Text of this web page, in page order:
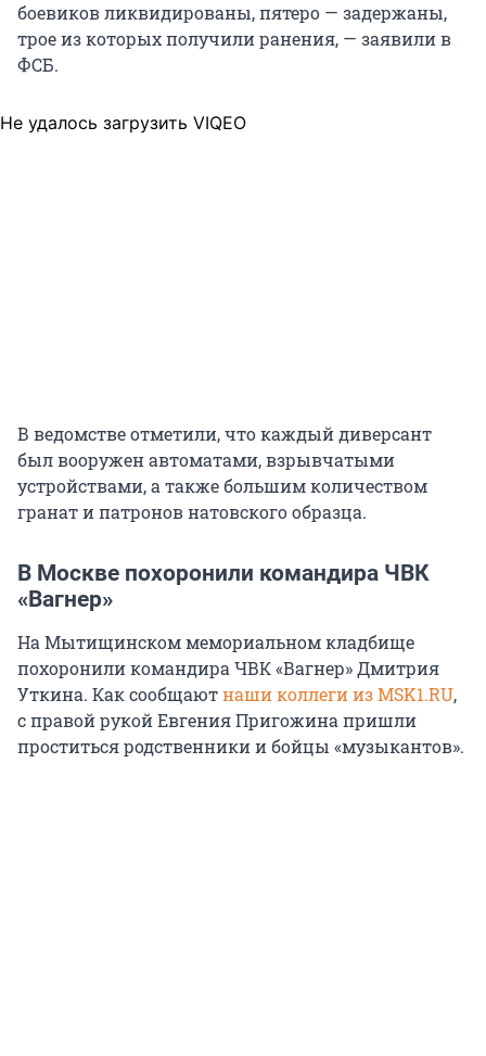
боевиков ликвидированы, пятеро — задержаны,
трое из которых получили ранения, — заявили в
ФСБ.
Не удалось загрузить VIQEO
В ведомстве отметили, что каждый диверсант
был вооружен автоматами, взрывчатыми
устройствами, а также большим количеством
гранат и патронов натовского образца.
В Москве похоронили командира ЧВК
«Вагнер»
На Мытищинском мемориальном кладбище
похоронили командира ЧВК «Вагнер» Дмитрия
Уткина. Как сообщаютнаши коллеги из MSK1.RU,
с правой рукой Евгения Пригожина пришли
проститься родственники и бойцы «музыкантов».